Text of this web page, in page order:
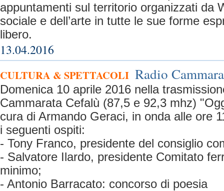
appuntamenti sul territorio organizzati da
sociale e dell’arte in tutte le sue forme
libero.
13.04.2016
CULTURA & SPETTACOLI Radio
Domenica 10 aprile 2016 nella
Cammarata Cefalù (87,5 e 92,3 mhz)
cura di Armando Geraci, in onda alle ore
i seguenti ospiti:
- Tony Franco, presidente del consiglio
- Salvatore Ilardo, presidente Comitato
minimo;
- Antonio Barracato: concorso di poesia